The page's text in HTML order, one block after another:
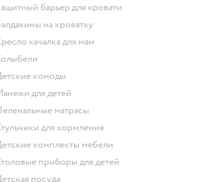
Защитный барьер для кровати
Балдахины на кроватку
Кресло качалка для мам
Колыбели
Детские комоды
Манежи для детей
Пеленальные матрасы
Стульчики для кормления
Детские комплекты мебели
Столовые приборы для детей
Детская посуда